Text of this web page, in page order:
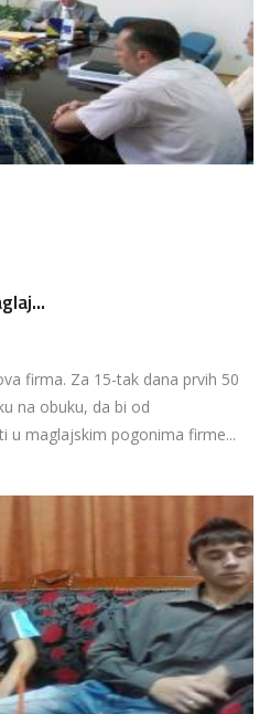
firma. Za 15-tak dana prvih 50
na obuku, da bi od
u maglajskim pogonima firme...